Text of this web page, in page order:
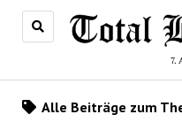
7.
Alle Beiträge zum